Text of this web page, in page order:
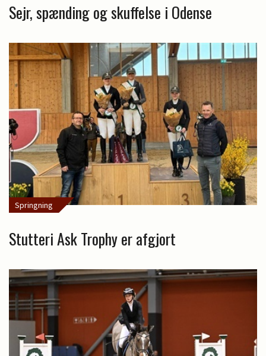
Sejr, spænding og skuffelse i Odense
Springning
Stutteri Ask Trophy er afgjort